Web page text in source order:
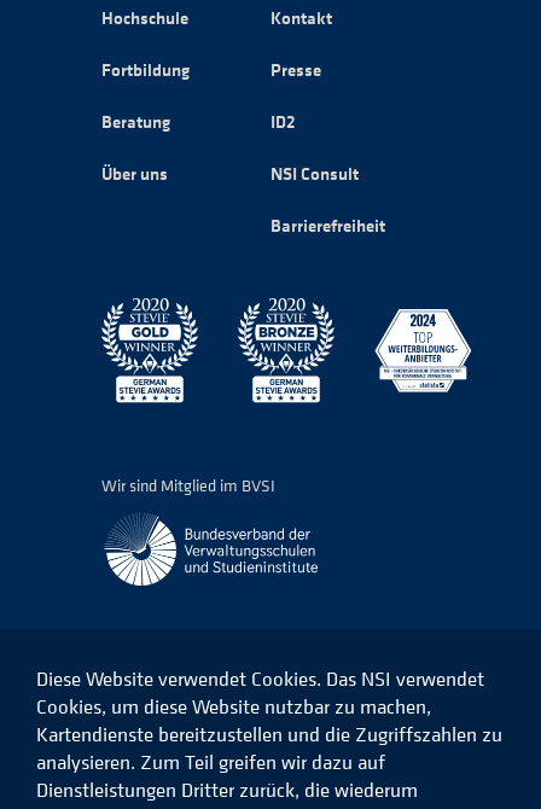
Hochschule
Fortbildung
Beratung
Über uns
Kontakt
Presse
ID2
NSI Consult
Barrierefreiheit
Wir sind Mitglied im BVSI
Das
NSI
Facebook
Das
NSI
auf
LinkedIn
Das
NSI
auf
Instagram
Das
Xing
Diese Website verwendet Cookies. Das NSI verwendet
Cookies, um diese Website nutzbar zu machen,
Kartendienste bereitzustellen und die Zugriffszahlen zu
analysieren. Zum Teil greifen wir dazu auf
Dienstleistungen Dritter zurück, die wiederum